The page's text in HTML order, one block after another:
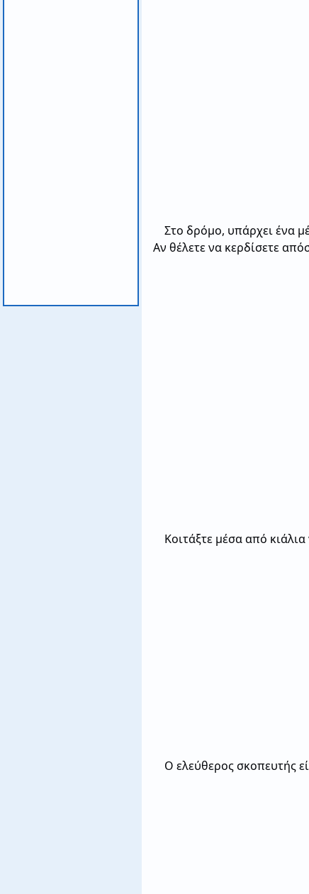
Στο δρόμο, υπάρχει ένα
Αν θέλετε να κερδίσετε
Κοιτάξτε μέσα από
Ο ελεύθερος σκοπευτής